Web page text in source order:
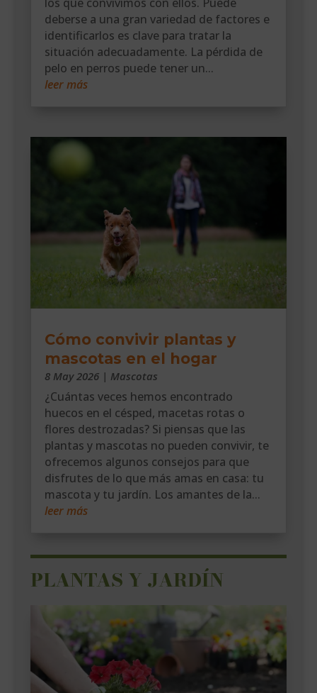
los que convivimos con ellos. Puede
deberse a una gran variedad de factores e
identificarlos es clave para tratar la
situación adecuadamente. La pérdida de
pelo en perros puede tener un...
leer más
Cómo convivir plantas y
mascotas en el hogar
8 May 2026| Mascotas
¿Cuántas veces hemos encontrado
huecos en el césped, macetas rotas o
flores destrozadas? Si piensas que las
plantas y mascotas no pueden convivir, te
ofrecemos algunos consejos para que
disfrutes de lo que más amas en casa: tu
mascota y tu jardín. Los amantes de la...
leer más
PLANTAS Y JARDÍN